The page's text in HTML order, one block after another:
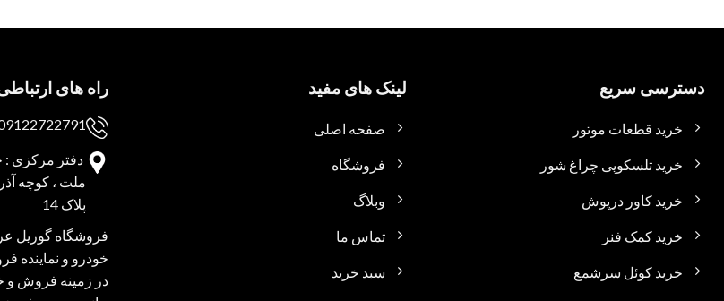
دسترسی سریع
خرید قطعات موتور
خرید تلسکوپی چراغ شور
خرید کاور درپوش
خرید کمک فنر
خرید کوئل سرشمع
لینک های مفید
صفحه اصلی
فروشگاه
وبلاگ
تماس ما
سبد خرید
راه های
دفتر مرکزی :
ملت ، کوچه
پلاک 14
فروشگاه گوریل
خودرو و نماینده
در زمینه فروش و